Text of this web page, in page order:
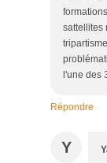
sattellites
l'une des
Répondre
Y